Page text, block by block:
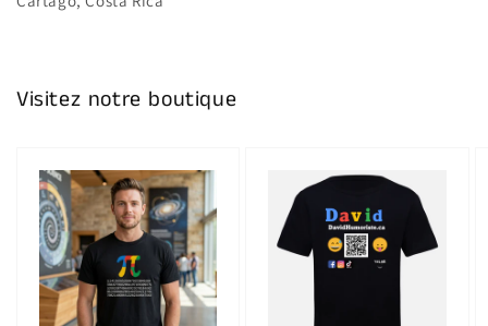
Visitez notre boutique